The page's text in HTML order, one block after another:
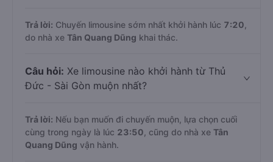
Trả lời: Chuyến limousine sớm nhất khởi hành lúc 7:20
do nhà xe Tân Quang Dũng khai thác.
Câu hỏi: Xe limousine nào khởi hành từ Thủ
Đức - Sài Gòn muộn nhất?
Trả lời: Nếu bạn muốn đi chuyến muộn, lựa chọn cuối
cùng trong ngày là lúc 23:50 , cũng do nhà xe Tân
Quang Dũng vận hành.